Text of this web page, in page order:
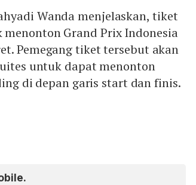
Wanda menjelaskan, tiket
Grand Prix Indonesia
Pemegang tiket tersebut akan
untuk dapat menonton
di depan garis start dan finis.